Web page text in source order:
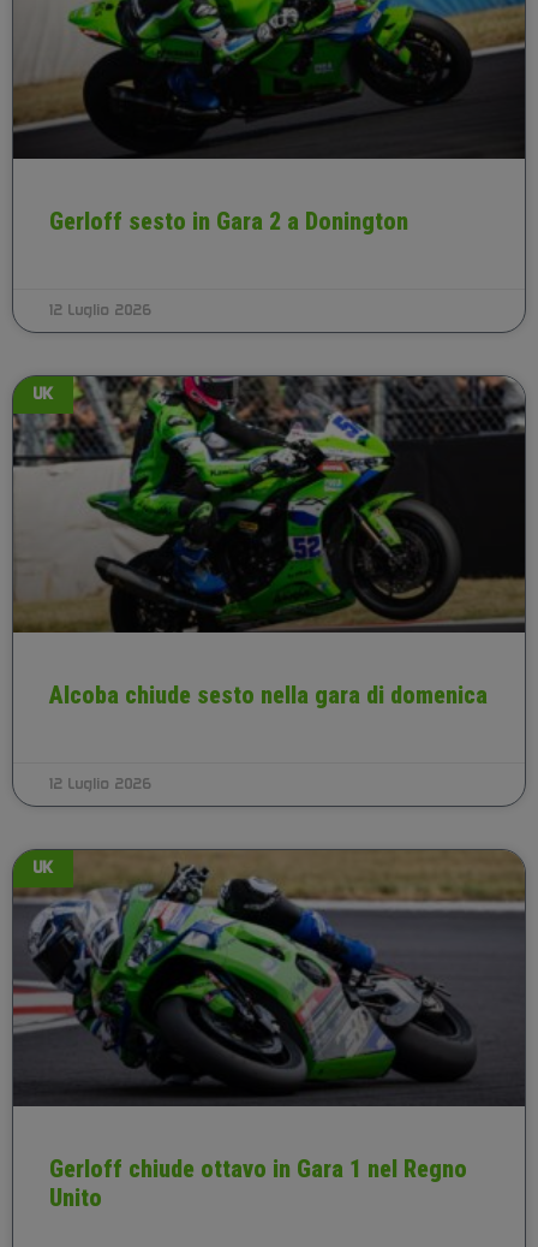
Gerloff sesto in Gara 2 a Donington
12 Luglio 2026
UK
Alcoba chiude sesto nella gara di domenica
12 Luglio 2026
UK
Gerloff chiude ottavo in Gara 1 nel Regno
Unito